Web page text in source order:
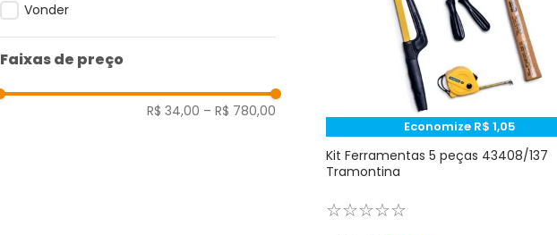
Vonder
Faixas de preço
R$ 34,00 – R$ 780,00
Economize R$ 1,05
Kit Ferramentas 5 peças 43408/137
Tramontina
☆☆☆☆☆